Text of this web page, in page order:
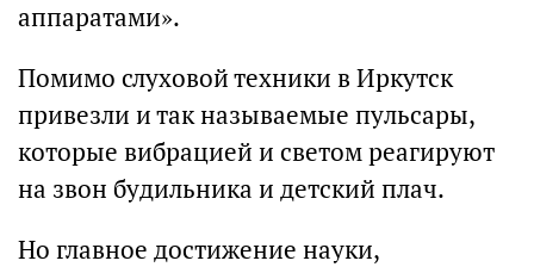
аппаратами».
Помимо слуховой техники в Иркутск
привезли и так называемые пульсары,
которые вибрацией и светом реагируют
на звон будильника и детский плач.
Но главное достижение науки,